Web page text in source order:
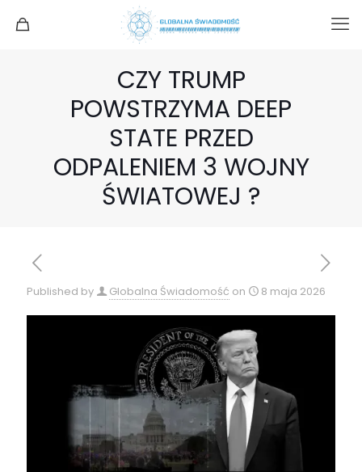
CZY TRUMP
POWSTRZYMA DEEP
STATE PRZED
ODPALENIEM 3 WOJNY
ŚWIATOWEJ ?
Published by Globalna Świadomość on 8 maja 2026